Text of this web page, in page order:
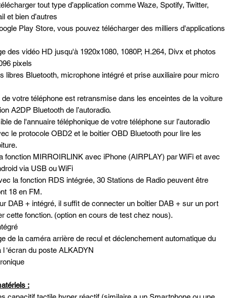
tout type d’application comme Waze, Spotify, Twitter,
et bien d’autres
Play Store, vous pouvez télécharger des milliers d'applications
des vidéo HD jusqu'à 1920x1080, 1080P, H.264, Divx et photos
pixels
libres Bluetooth, microphone intégré et prise auxiliaire pour micro
votre téléphone est retransmise dans les enceintes de la voiture
A2DP Bluetooth de l’autoradio.
de l'annuaire téléphonique de votre téléphone sur l’autoradio
le protocole OBD2 et le boitier OBD Bluetooth pour lire les
fonction MIRROIRLINK avec iPhone (AIRPLAY) par WiFi et avec
via USB ou WiFi
la fonction RDS intégrée, 30 Stations de Radio peuvent être
18 en FM.
DAB + intégré, il suffit de connecter un boîtier DAB + sur un port
cette fonction. (option en cours de test chez nous).
de la caméra arrière de recul et déclenchement automatique du
‘écran du poste ALKADYN
: